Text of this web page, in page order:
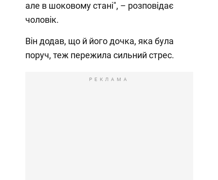
але в шоковому стані", – розповідає
чоловік.
Він додав, що й його дочка, яка була
поруч, теж пережила сильний стрес.
РЕКЛАМА